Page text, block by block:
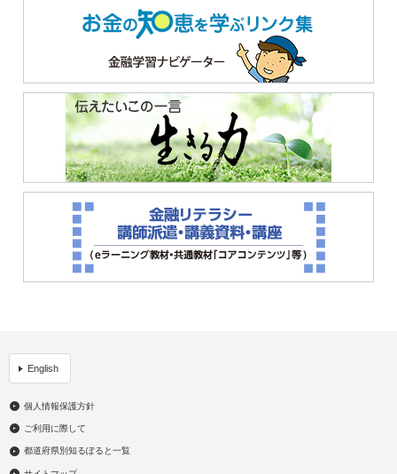
English
個人情報保護方針
ご利用に際して
都道府県別知るぽると一覧